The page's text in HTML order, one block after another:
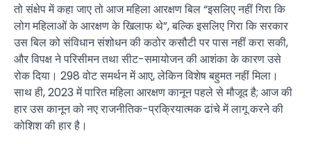
तो संक्षेप में कहा जाए तो आज महिला आरक्षण बिल “इसलिए नहीं गिरा कि
लोग महिलाओं के आरक्षण के खिलाफ थे”, बल्कि इसलिए गिरा कि सरकार
उस बिल को संविधान संशोधन की कठोर कसौटी पर पास नहीं करा सकी,
और विपक्ष ने परिसीमन तथा सीट-समायोजन की आशंका के कारण उसे
रोक दिया। 298 वोट समर्थन में आए, लेकिन विशेष बहुमत नहीं मिला।
साथ ही, 2023 में पारित महिला आरक्षण कानून पहले से मौजूद है; आज की
हार उस कानून को नए राजनीतिक-प्रक्रियात्मक ढांचे में लागू करने की
कोशिश की हार है।